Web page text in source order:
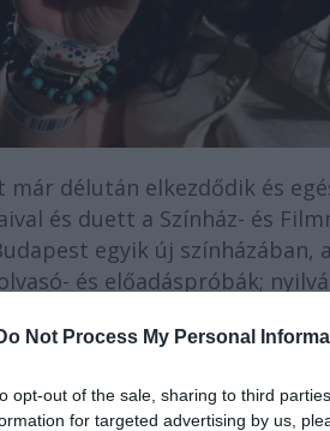
Not Process My Personal
opt-out of the sale, sharing to third
for targeted advertising by us,
délután elkezdődik és
és duett a Színház- és
egyik új
és előadáspróbák;
est; kézműves
impró- és
beszédtechnika óra;
találkozás; táncos mulatság